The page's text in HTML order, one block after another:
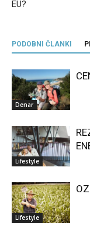
EU?
PODOBNI ČLANKI
Denar
Lifestyle
Lifestyle